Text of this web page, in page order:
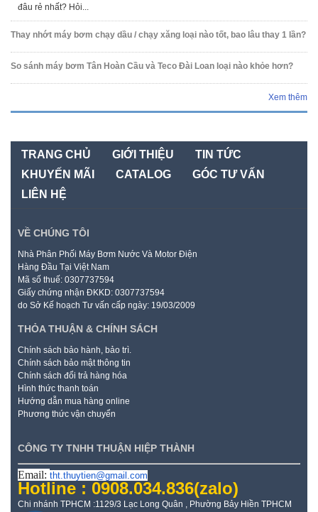
đâu rẻ nhất? Hỏi...
Thay nhớt máy bơm chạy dầu / chạy xăng loại nào tốt, bao lâu thay 1 lần?
So sánh máy bơm Tân Hoàn Cầu và Teco Đài Loan loại nào khỏe hơn?
Xem thêm
TRANG CHỦ GIỚI THIỆU
TIN TỨC
KHUYẾN MÃI
CATALOG
GÓC TƯ VẤN
LIÊN HỆ
VỀ CHÚNG TÔI
Nhà Phân Phối Máy Bơm Nước Và Motor Điện
Hàng Đầu Tại Việt Nam
Mã số thuế: 0307737594
Giấy chứng nhận ĐKKD: 0307737594
do Sở Kế hoạch Tư vấn cấp ngày: 19/03/2009
THỎA THUẬN & CHÍNH SÁCH
Chính sách bảo hành, bảo trì.
Chính sách bảo mật thông tin
Chính sách đổi trả hàng hóa
Hình thức thanh toán
Hướng dẫn mua hàng online
Phương thức vận chuyển
CÔNG TY TNHH THUẬN HIỆP THÀNH
Email: tht.thuytien@gmail.com
Hotline : 0908.034.836(zalo)
Chi nhánh TPHCM :1129/3 Lạc Long Quân , Phường Bảy Hiền TPHCM